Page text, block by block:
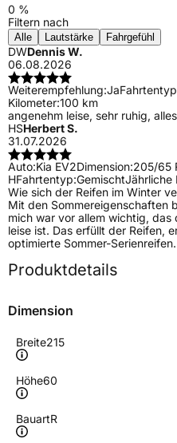
0 %
Filtern nach
Alle Lautstärke Fahrgefühl
DWDennis W.
06.08.2026
Weiterempfehlung:Ja
Kilometer:100 km
angenehm leise, sehr ruhig,
HSHerbert S.
31.07.2026
Auto:Kia EV2Dimension:205/65
HFahrtentyp:GemischtJährliche
Wie sich der Reifen im Winter
Mit den Sommereigenschaften
mich war vor allem wichtig, das
leise ist. Das erfüllt der Reifen,
optimierte Sommer-Serienreifen.
Produktdetails
Dimension
Breite215
Höhe60
BauartR